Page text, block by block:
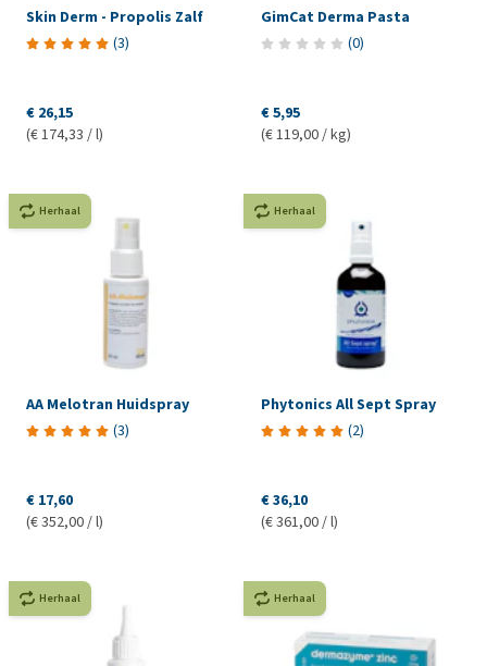
Skin Derm - Propolis Zalf
(3)
€ 26,15
(€ 174,33 / l)
GimCat Derma Pasta
(0)
€ 5,95
(€ 119,00 / kg)
Herhaal
AA Melotran Huidspray
(3)
€ 17,60
(€ 352,00 / l)
Herhaal
Phytonics All Sept Spray
(2)
€ 36,10
(€ 361,00 / l)
Herhaal Herhaal